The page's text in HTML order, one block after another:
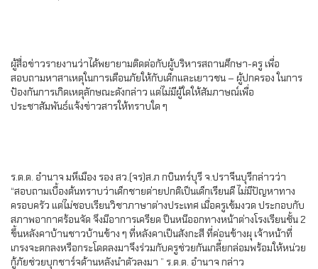
ผู้สื่อข่าวรายงานว่าได้พยายามติดต่อกับผู้บริหารสถานศึกษา-ครู เพื่อ
สอบถามหาสาเหตุในการเตือนภัยให้กับเด็กและเยาวชน – ผู้ปกครอง ในการ
ป้องกันการเกิดเหตุลักษณะดังกล่าว แต่ไม่มีผู้ใดให้สัมภาษณ์เพื่อ
ประชาสัมพันธ์แจ้งข่าวสารให้ทราบใด ๆ
ร.ต.ต. อำนาจ มหึเมือง รอง สว.(จร)ส.ภ กบินทร์บุรี จ.ปราจีนบุรีกล่าวว่า
“สอบถามเบื้องต้นทราบว่าเด็กชายต่ายปกติเป็นเด็กเรียนดี ไม่มีปัญหาทาง
ครอบครัว แต่ไม่ชอบเรียนวิชาภาษาต่างประเทศ เมื่อครูเข้มงวด ประกอบกับ
สภาพอากาศร้อนจัด จึงมีอาการเครียด ปีนหนีออกทางหน้าต่างโรงเรียนชั้น 2
ขึ้นหลังคาบ้านชาวบ้านข้าง ๆ ที่หลังคาเป็นสังกะสี ที่ค่อนข้างผุ เจ้าหน้าที่
เกรงจะตกลงหรือกระโดดลงมาจึงร่วมกับครูช่วยกันเกลี้ยกล่อมพร้อมให้หน่วย
กู้ภัยช่วยบุกชาร์จด้านหลังนำตัวลงมา ” ร.ต.ต. อำนาจ กล่าว